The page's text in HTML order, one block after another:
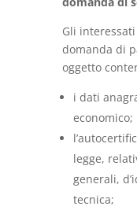
Gli
domanda di
oggetto
i dati
economico;
legge,
generali,
tecnica;